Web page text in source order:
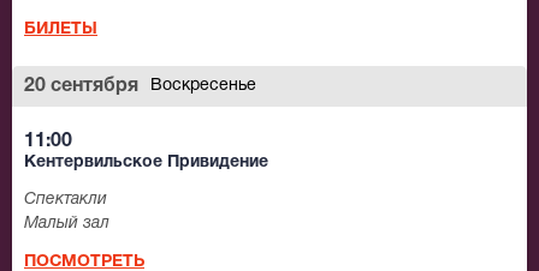
БИЛЕТЫ
20 сентября Воскресенье
11:00
Кентервильское Привидение
Спектакли
Малый зал
ПОСМОТРЕТЬ